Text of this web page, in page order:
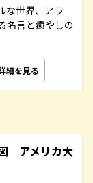
な世界、アラ
名言と癒やしの
細を見る
アメリカ大